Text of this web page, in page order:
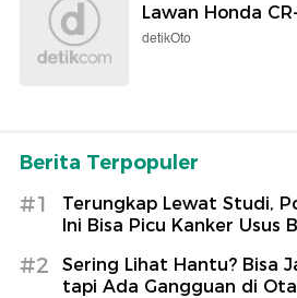
Lawan Honda
detikOto
Berita Terpopuler
#1
Terungkap Lewat Studi,
Ini Bisa Picu Kanker Usus
#2
Sering Lihat Hantu? Bisa
tapi Ada Gangguan di